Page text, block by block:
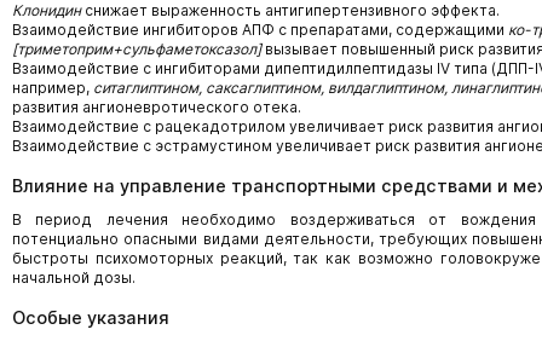
Клонидинснижает выраженность антигипертензивного эффекта.
Взаимодействие ингибиторов АПФ с препаратами, содержащими ко-
[триметоприм+сульфаметоксазол]вызывает повышенный риск
Взаимодействие с ингибиторами дипептидилпептидазы IV типа (ДПП-
например, ситаглиптином, саксаглиптином, вилдаглиптином,
развития ангионевротического отека.
Взаимодействие с рацекадотрилом увеличивает риск развития
Взаимодействие с эстрамустином увеличивает риск развития
Влияние на управление транспортными средствами и
В период лечения необходимо воздерживаться от вождения
потенциально опасными видами деятельности, требующих
быстроты психомоторных реакций, так как возможно
начальной дозы.
Особые указания